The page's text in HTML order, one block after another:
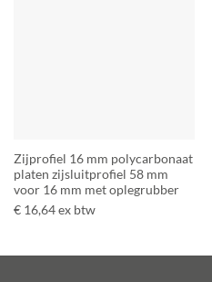
Zijprofiel 16 mm polycarbonaat
platen zijsluitprofiel 58 mm
voor 16 mm met oplegrubber
€16,64 ex btw